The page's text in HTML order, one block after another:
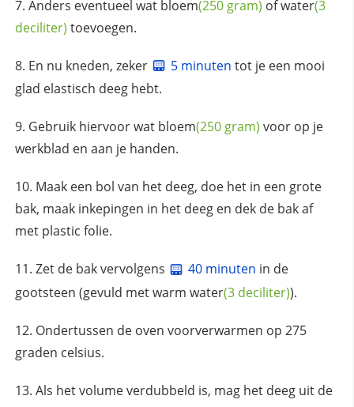
Anders eventueel wat bloem(250 gram) ofwater(3
deciliter) toevoegen.
En nu kneden, zeker 5 minuten tot je een mooi
glad elastisch deeg hebt.
Gebruik hiervoor wat bloem(250 gram) voor op je
werkblad en aan je handen.
Maak een bol van het deeg, doe het in een grote
bak, maak inkepingen in het deeg en dek de bak af
met plastic folie.
Zet de bak vervolgens 40 minuten in de
gootsteen (gevuld met warm water(3 deciliter)).
Ondertussen de oven voorverwarmen op 275
graden celsius.
Als het volume verdubbeld is, mag het deeg uit de